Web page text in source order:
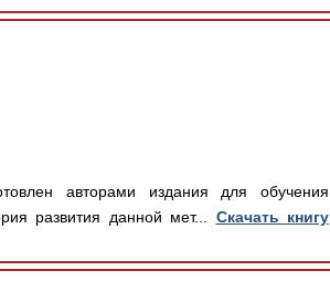
авторами издания для обучения
развития данной мет... Скачать книгу